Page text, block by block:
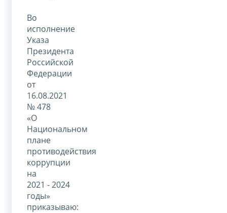
Во
исполнение
Указа
Президента
Российской
Федерации
от
16.08.2021
№ 478
«О
Национальном
плане
противодействия
коррупции
на
2021 - 2024
годы»
приказываю: